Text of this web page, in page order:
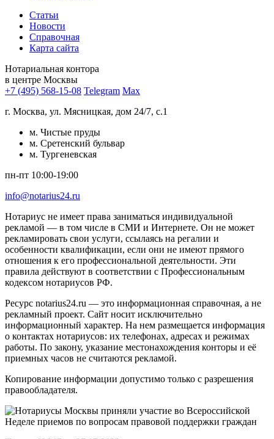
Статьи
Новости
Справочная
Карта сайта
Нотариальная контора
в центре Москвы
+7 (495) 568-15-08 Telegram Max
г. Москва, ул. Мясницкая, дом 24/7, с.1
м. Чистые пруды
м. Сретенский бульвар
м. Тургеневская
пн-пт 10:00-19:00
info@notarius24.ru
Нотариус не имеет права заниматься индивидуальной
рекламой — в том числе в СМИ и Интернете. Он не может
рекламировать свои услуги, ссылаясь на регалии и
особенности квалификации, если они не имеют прямого
отношения к его профессиональной деятельности. Эти
правила действуют в соответствии с Профессиональным
кодексом нотариусов РФ.
Ресурс notarius24.ru — это информационная справочная, а не
рекламный проект. Сайт носит исключительно
информационный характер. На нем размещается информация
о контактах нотариусов: их телефонах, адресах и режимах
работы. По закону, указание местонахождения конторы и её
приемных часов не считаются рекламой.
Копирование информации допустимо только с разрешения
правообладателя.